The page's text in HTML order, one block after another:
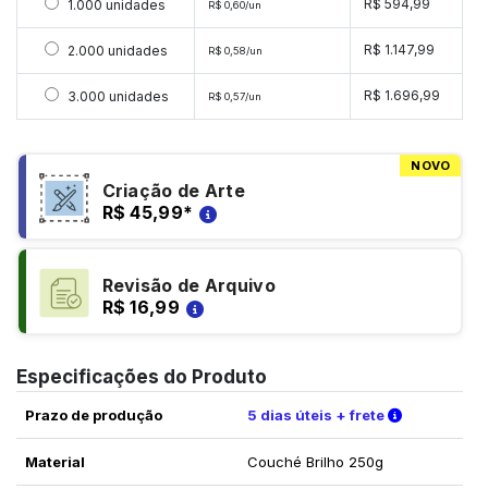
Selecionar 1000 unidades
1.000 unidades R$ 0,60/un R$ 594,99
Selecionar 2000 unidades
2.000 unidades R$ 0,58/un R$ 1.147,99
Selecionar 3000 unidades
3.000 unidades R$ 0,57/un R$ 1.696,99
NOVO
Criação de Arte
R$ 45,99*
Revisão de Arquivo
R$ 16,99
Especificações do Produto
Prazo de produção 5 dias úteis + frete Verifique
Material Couché Brilho 250g